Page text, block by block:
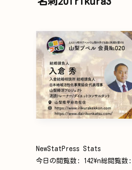
NewStatPress Stats
今日の閲覧数:
142\n総閲覧数: